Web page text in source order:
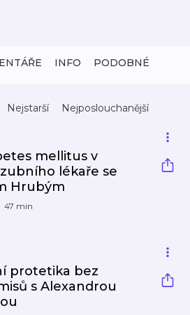
INFO PODOBNÉ
Nejstarší Nejposlouchanější
mellitus v
lékaře se
Hrubým
47 min
protetika bez
s Alexandrou